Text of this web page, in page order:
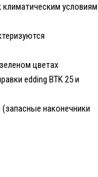
климатическим условиям
цветах
edding BTK 25 и
наконечники